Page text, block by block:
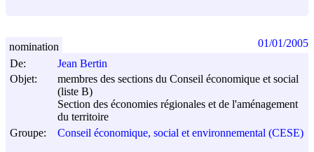
De:
Jean Bertin
Objet:
membres des sections du Conseil économique et social
(liste B)
Section des économies régionales et de l'aménagement
du territoire
Groupe:
Conseil économique, social et environnemental (CESE)
nomination 01/01/2005